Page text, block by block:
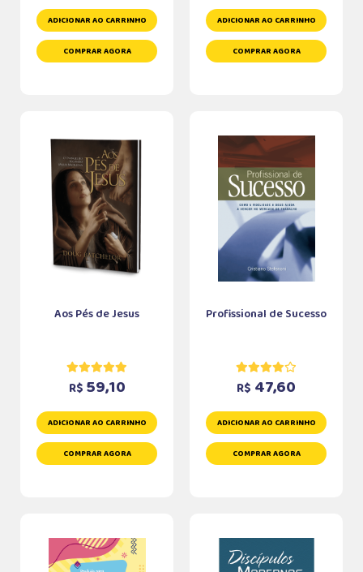
ADICIONAR AO CARRINHO
COMPRAR AGORA
ADICIONAR AO CARRINHO
COMPRAR AGORA
Aos Pés de Jesus
R$ 59,10
ADICIONAR AO CARRINHO
COMPRAR AGORA
Profissional de Sucesso
R$ 47,60
ADICIONAR AO CARRINHO
COMPRAR AGORA